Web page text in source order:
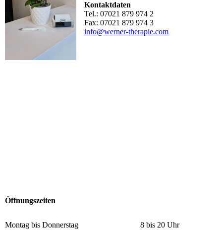
Kontaktdaten
Tel.: 07021 879 974 2
Fax: 07021 879 974 3
info@werner-therapie.com
Öffnungszeiten
Montag bis Donnerstag
8 bis 20 Uhr